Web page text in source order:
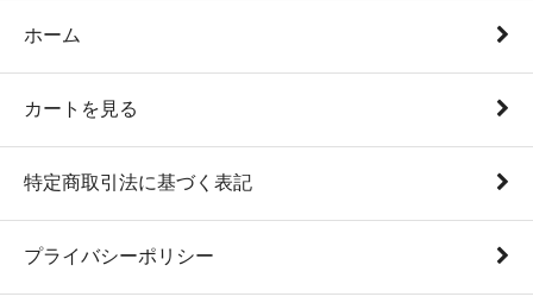
ホーム
カートを見る
特定商取引法に基づく表記
プライバシーポリシー